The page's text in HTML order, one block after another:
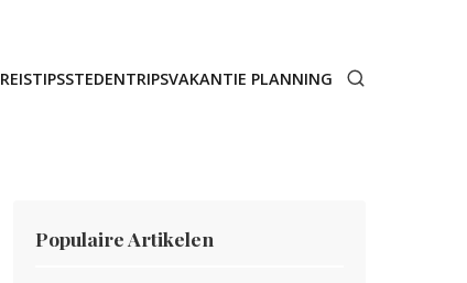
REISTIPSSTEDENTRIPSVAKANTIE PLANNING
Populaire Artikelen